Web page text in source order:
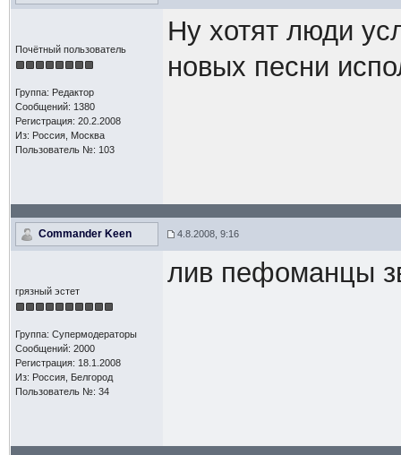
Почётный пользователь
Группа: Редактор
Сообщений: 1380
Регистрация: 20.2.2008
Из: Россия, Москва
Пользователь №: 103
Ну хотят люди
новых песни
Commander Keen 4.8.2008, 9:16
грязный эстет
Группа: Супермодераторы
Сообщений: 2000
Регистрация: 18.1.2008
Из: Россия, Белгород
Пользователь №: 34
лив пефоманцы